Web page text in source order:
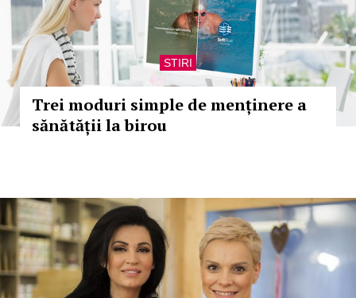
STIRI
Trei moduri simple de menținere a
sănătății la birou